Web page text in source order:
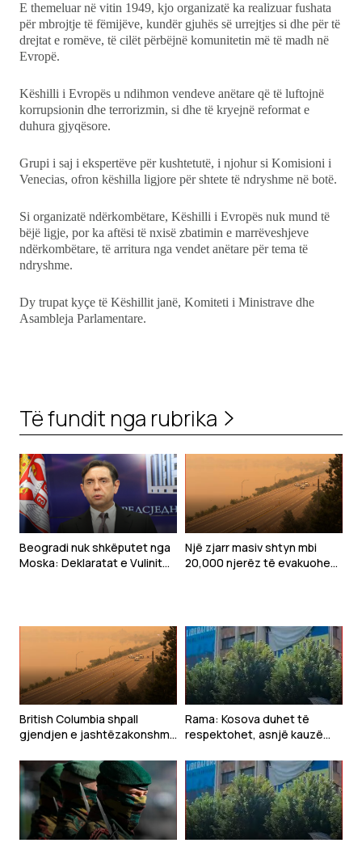
E themeluar në vitin 1949, kjo organizatë ka realizuar fushata
për mbrojtje të fëmijëve, kundër gjuhës së urrejtjes si dhe për të
drejtat e romëve, të cilët përbëjnë komunitetin më të madh në
Evropë.
Këshilli i Evropës u ndihmon vendeve anëtare që të luftojnë
korrupsionin dhe terrorizmin, si dhe të kryejnë reformat e
duhura gjyqësore.
Grupi i saj i ekspertëve për kushtetutë, i njohur si Komisioni i
Venecias, ofron këshilla ligjore për shtete të ndryshme në botë.
Si organizatë ndërkombëtare, Këshilli i Evropës nuk mund të
bëjë ligje, por ka aftësi të nxisë zbatimin e marrëveshjeve
ndërkombëtare, të arritura nga vendet anëtare për tema të
ndryshme.
Dy trupat kyçe të Këshillit janë, Komiteti i Ministrave dhe
Asambleja Parlamentare.
Të fundit nga rubrika
Beogradi nuk shkëputet nga
Moska: Deklaratat e Vulinit
Një zjarr masiv shtyn mbi
20,000 njerëz të evakuohen
British Columbia shpall
gjendjen e jashtëzakonshme
Rama: Kosova duhet të
respektohet, asnjë kauzë
nënçmuar shtetësinë tonë